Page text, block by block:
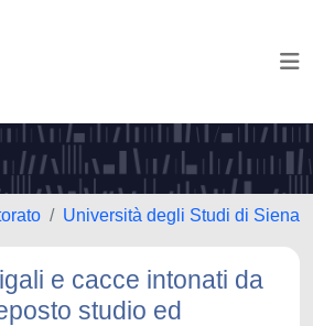
Università degli Studi di Siena
e cacce intonati da
studio ed